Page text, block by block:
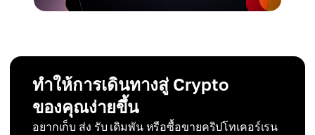
ทำให้การเดินทางสู่ Crypto
ของคุณง่ายขึ้น
อยากเก็บ ส่ง รับ เดิมพัน หรือซื้อขายคริปโทเคอร์เรน